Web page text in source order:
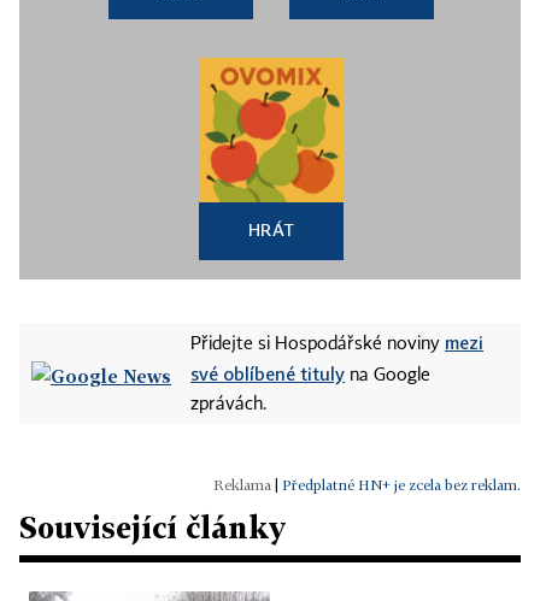
HRÁT
Přidejte si Hospodářské noviny mezi
své oblíbené tituly na Google
zprávách.
Předplatné HN+ je zcela bez reklam.
Související články